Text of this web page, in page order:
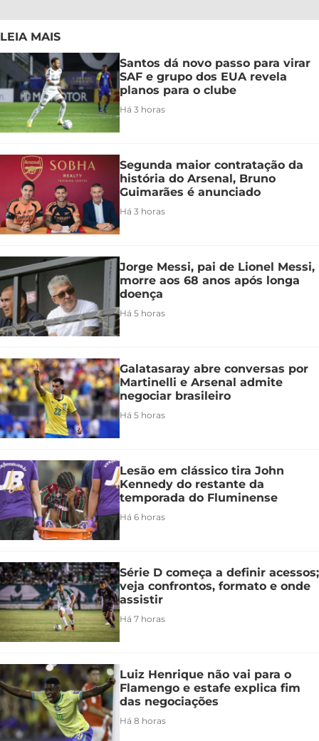
LEIA MAIS
Santos dá novo passo para virar
SAF e grupo dos EUA revela
planos para o clube
Há 3 horas
Segunda maior contratação da
história do Arsenal, Bruno
Guimarães é anunciado
Há 3 horas
Jorge Messi, pai de Lionel Messi,
morre aos 68 anos após longa
doença
Há 5 horas
Galatasaray abre conversas por
Martinelli e Arsenal admite
negociar brasileiro
Há 5 horas
Lesão em clássico tira John
Kennedy do restante da
temporada do Fluminense
Há 6 horas
Série D começa a definir acessos;
veja confrontos, formato e onde
assistir
Há 7 horas
Luiz Henrique não vai para o
Flamengo e estafe explica fim
das negociações
Há 8 horas